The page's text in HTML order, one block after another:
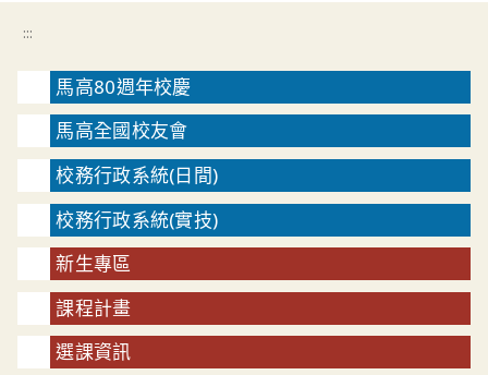
:::
馬高80週年校慶
馬高全國校友會
校務行政系統(日間)
校務行政系統(實技)
新生專區
課程計畫
選課資訊